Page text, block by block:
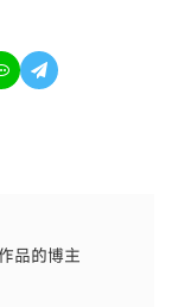
品的博主